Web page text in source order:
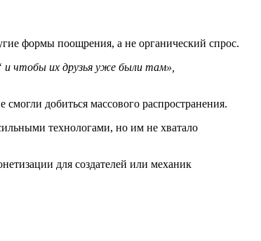
формы поощрения, а не органический спрос.
чтобы их друзья уже были там»,
добиться массового распространения.
технологами, но им не хватало
для создателей или механик